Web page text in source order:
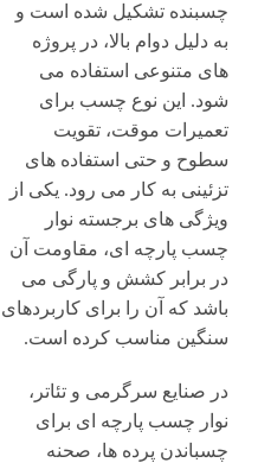
چسبنده تشکیل شده است و
به دلیل دوام بالا، در پروژه
های متنوعی استفاده می
شود. این نوع چسب برای
تعمیرات موقت، تقویت
سطوح و حتی استفاده های
تزئینی به کار می رود. یکی از
ویژگی های برجسته نوار
چسب پارچه ای، مقاومت آن
در برابر کشش و پارگی می
باشد که آن را برای کاربردهای
سنگین مناسب کرده است.
در صنایع سرگرمی و تئاتر،
نوار چسب پارچه ای برای
چسباندن پرده ها، صحنه